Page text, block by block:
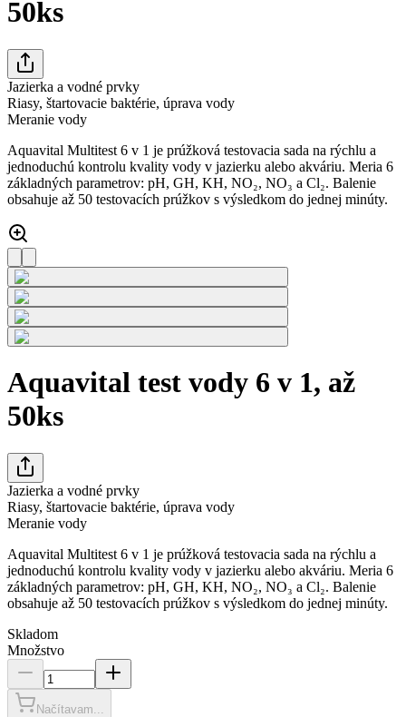
50ks
Jazierka a vodné prvky
Riasy, štartovacie baktérie, úprava vody
Meranie vody
Aquavital Multitest 6 v 1 je prúžková testovacia sada na rýchlu a
jednoduchú kontrolu kvality vody v jazierku alebo akváriu. Meria 6
základných parametrov: pH, GH, KH, NO₂, NO₃ a Cl₂. Balenie
obsahuje až 50 testovacích prúžkov s výsledkom do jednej minúty.
Aquavital test vody 6 v 1, až
50ks
Jazierka a vodné prvky
Riasy, štartovacie baktérie, úprava vody
Meranie vody
Aquavital Multitest 6 v 1 je prúžková testovacia sada na rýchlu a
jednoduchú kontrolu kvality vody v jazierku alebo akváriu. Meria 6
základných parametrov: pH, GH, KH, NO₂, NO₃ a Cl₂. Balenie
obsahuje až 50 testovacích prúžkov s výsledkom do jednej minúty.
Skladom
Množstvo
Načítavam...